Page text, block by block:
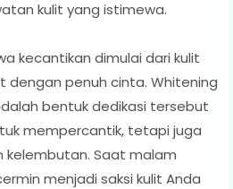
kulit yang istimewa.
kecantikan dimulai dari kulit
dengan penuh cinta. Whitening
bentuk dedikasi tersebut
mempercantik, tetapi juga
Saat malam
menjadi saksi kulit Anda